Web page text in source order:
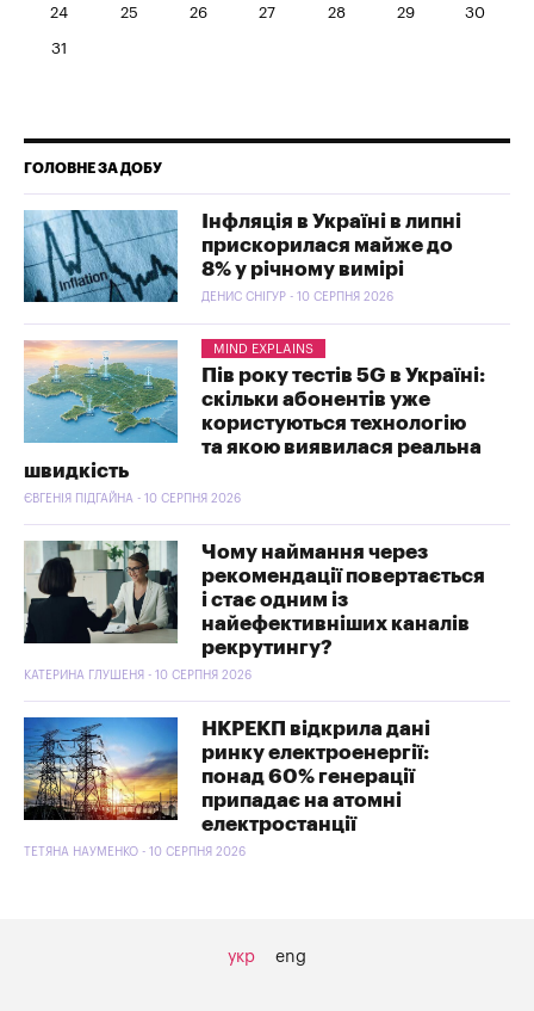
24 25 26 27 28 29 30
31
ГОЛОВНЕ ЗА ДОБУ
Інфляція в Україні в липні
прискорилася майже до
8% у річному вимірі
ДЕНИС СНІГУР - 10 СЕРПНЯ 2026
MIND EXPLAINS
Пів року тестів 5G в Україні:
скільки абонентів уже
користуються технологію
та якою виявилася реальна
швидкість
ЄВГЕНІЯ ПІДГАЙНА - 10 СЕРПНЯ 2026
Чому наймання через
рекомендації повертається
і стає одним із
найефективніших каналів
рекрутингу?
КАТЕРИНА ГЛУШЕНЯ - 10 СЕРПНЯ 2026
НКРЕКП відкрила дані
ринку електроенергії:
понад 60% генерації
припадає на атомні
електростанції
ТЕТЯНА НАУМЕНКО - 10 СЕРПНЯ 2026
укр eng